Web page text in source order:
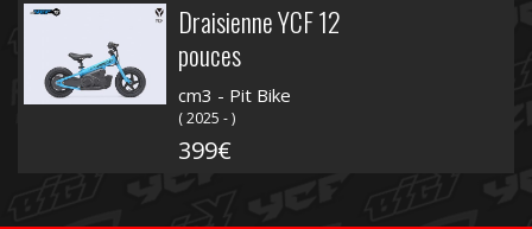
Draisienne YCF 12
pouces
cm3 - Pit Bike
( 2025 - )
399€